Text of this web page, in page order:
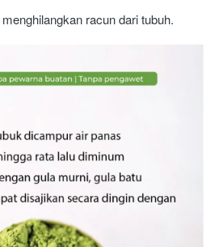
racun dari tubuh.